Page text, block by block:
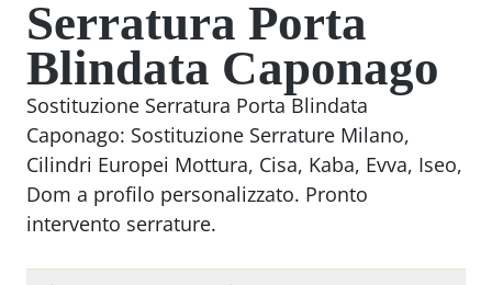
Serratura Porta
Blindata Caponago
Sostituzione Serratura Porta Blindata
Caponago: Sostituzione Serrature Milano,
Cilindri Europei Mottura, Cisa, Kaba, Evva, Iseo,
Dom a profilo personalizzato. Pronto
intervento serrature.